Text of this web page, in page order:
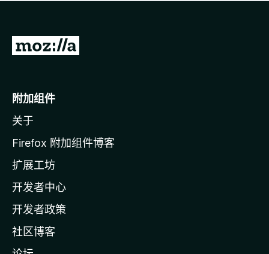
无
转
o
i
l
a
主
页
附加组件
关于
Firefox 附加组件博客
扩展工坊
开发者中心
开发者政策
社区博客